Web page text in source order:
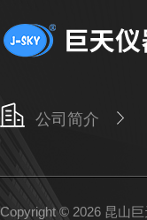
公司简介
Copyright © 2026 昆山